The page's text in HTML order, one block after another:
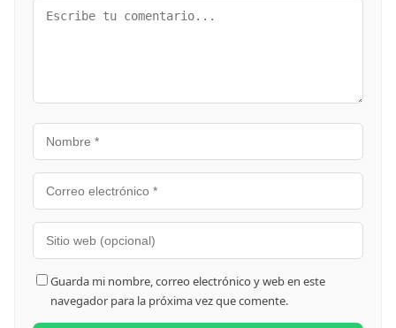
Guarda mi nombre, correo electrónico y web en este
navegador para la próxima vez que comente.